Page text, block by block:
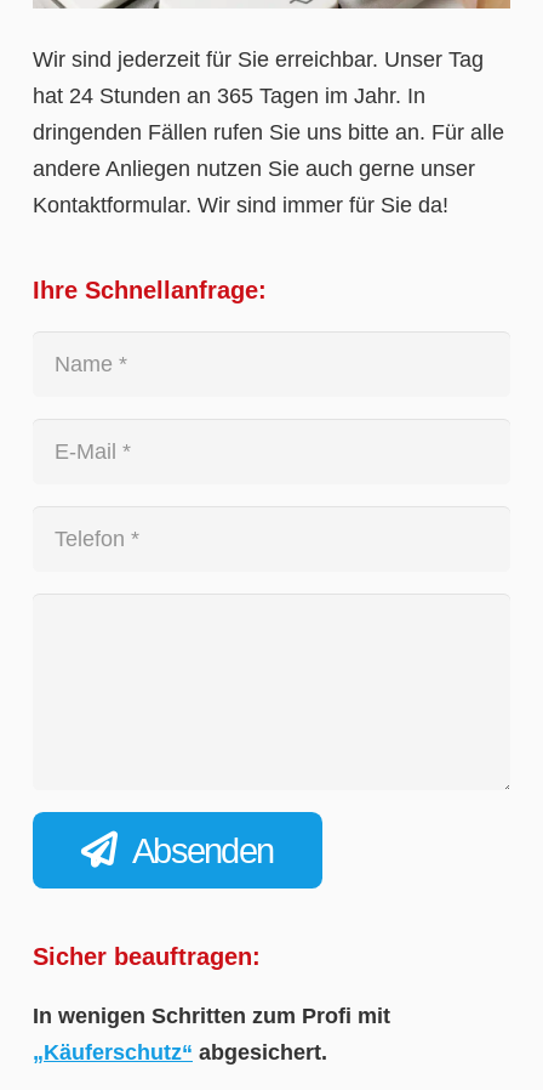
Wir sind jederzeit für Sie erreichbar. Unser Tag
hat 24 Stunden an 365 Tagen im Jahr. In
dringenden Fällen rufen Sie uns bitte an. Für alle
andere Anliegen nutzen Sie auch gerne unser
Kontaktformular. Wir sind immer für Sie da!
Ihre Schnellanfrage:
Absenden
Sicher beauftragen:
In wenigen Schritten zum Profi mit
„Käuferschutz“ abgesichert.